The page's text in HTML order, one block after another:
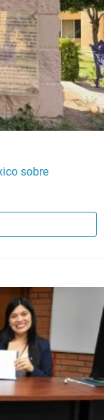
sobre